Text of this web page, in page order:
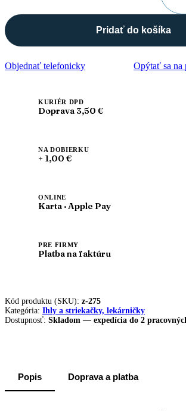
Pridať do košíka
Objednať telefonicky Opýtať sa na
KURIÉR DPD
Doprava 3,50 €
NA DOBIERKU
+ 1,00 €
ONLINE
Karta · Apple Pay
PRE FIRMY
Platba na faktúru
Kód produktu (SKU): z-275
Kategória: Ihly a striekačky, lekárničky
Dostupnosť: Skladom — expedícia do 2
Popis Doprava a platba